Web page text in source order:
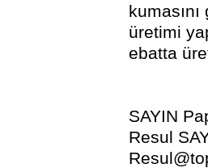
üretimi
ebatta
SAYIN
Resul